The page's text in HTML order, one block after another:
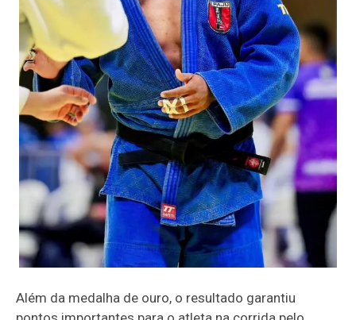
Além da medalha de ouro, o resultado garantiu